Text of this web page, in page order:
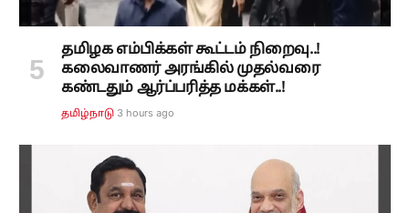
தமிழக எம்பிக்கள் கூட்டம் நிறைவு..!
கலைவாணர் அரங்கில் முதல்வரை
கண்டதும் ஆர்ப்பரித்த மக்கள்..!
தமிழ்நாடு 3 hours ago